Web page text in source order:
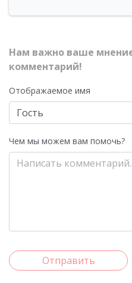
Нам важно ваше
комментарий!
Отображаемое имя
Чем мы можем вам помочь?
Отправить